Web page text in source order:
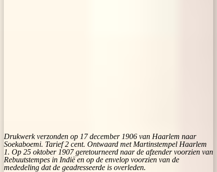
Drukwerk verzonden op 17 december 1906 van Haarlem naar
Soekaboemi. Tarief 2 cent. Ontwaard met Martinstempel Haarlem
1. Op 25 oktober 1907 geretourneerd naar de afzender voorzien van
Rebuutstempes in Indië en op de envelop voorzien van de
mededeling dat de geadresseerde is overleden.